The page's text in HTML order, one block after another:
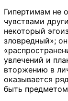
Гипертимам не
чувствами
некоторый
зловредный»;
увлечений и
вторжению в
оказывается
быть